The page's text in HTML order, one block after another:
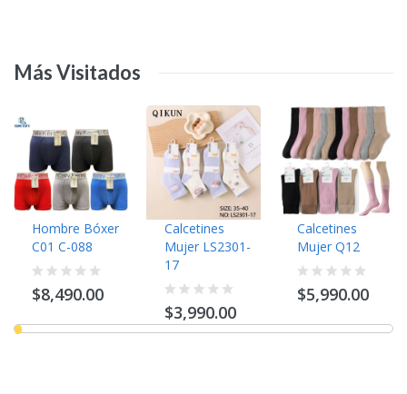
MásVisitados
Hombre Bóxer
C01 C-088
$8,490.00
Calcetines
Mujer LS2301-
17
$3,990.00
Calcetines
Mujer Q12
$5,990.00